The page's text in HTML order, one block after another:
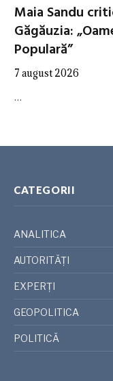
Maia Sandu
Găgăuzia:
Populară”
7 august 2026
…
CATEGORII
ANALITICA
AUTORITĂȚI
EXPERȚI
GEOPOLITICA
POLITICĂ